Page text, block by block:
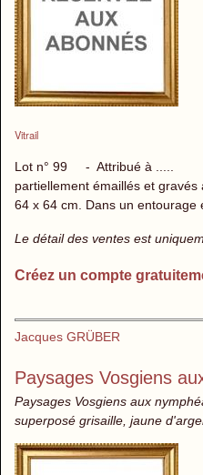
Vitrail
Lot n° 99 - Attribué à .....
partiellement émaillés et
64 x 64 cm. Dans un entourage
Le détail des ventes est
Créez un compte
Jacques GRÜBER
Paysages Vosgiens
Paysages Vosgiens aux
superposé grisaille, jaune